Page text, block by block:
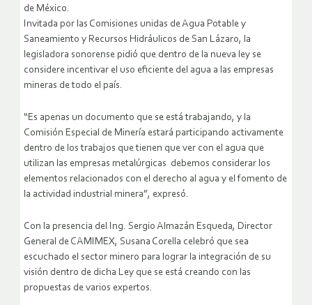
de México.
Invitada por las Comisiones unidas de Agua Potable y
Saneamiento y Recursos Hidráulicos de San Lázaro, la
legisladora sonorense pidió que dentro de la nueva ley se
considere incentivar el uso eficiente del agua a las empresas
mineras de todo el país.
“Es apenas un documento que se está trabajando, y la
Comisión Especial de Minería estará participando activamente
dentro de los trabajos que tienen que ver con el agua que
utilizan las empresas metalúrgicas debemos considerar los
elementos relacionados con el derecho al agua y el fomento de
la actividad industrial minera”, expresó.
Con la presencia del Ing. Sergio Almazán Esqueda, Director
General de CAMIMEX, Susana Corella celebró que sea
escuchado el sector minero para lograr la integración de su
visión dentro de dicha Ley que se está creando con las
propuestas de varios expertos.